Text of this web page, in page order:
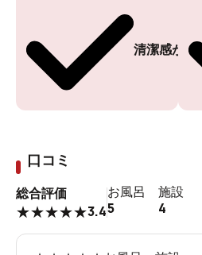
清潔感があ
口コミ
総合評価
★★★★★3.4
お風呂
5
施設
4